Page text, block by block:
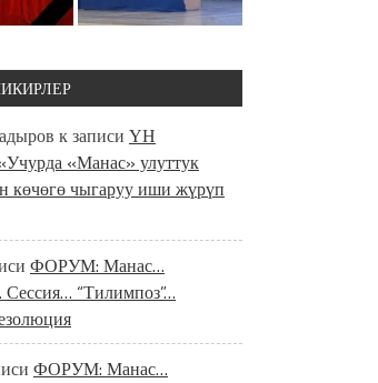
к записи ҮН
«Манас» улуттук
көчөгө чыгаруу иши жүрүп
ФОРУМ: Манас…
“Тилимпоз”…
ФОРУМ: Манас…